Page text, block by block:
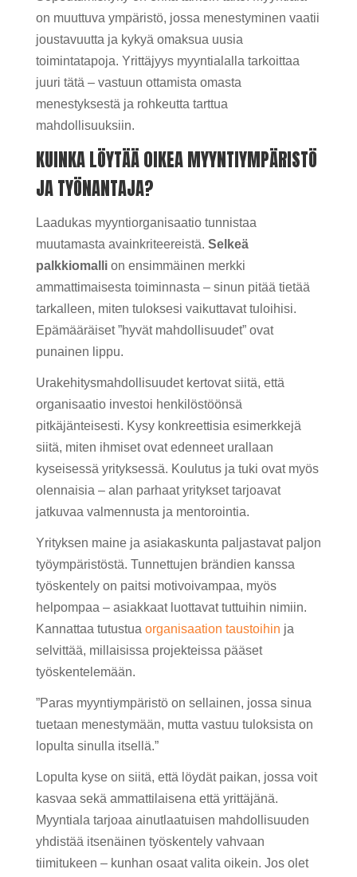
on muuttuva ympäristö, jossa menestyminen vaatii
joustavuutta ja kykyä omaksua uusia
toimintatapoja. Yrittäjyys myyntialalla tarkoittaa
juuri tätä – vastuun ottamista omasta
menestyksestä ja rohkeutta tarttua
mahdollisuuksiin.
KUINKA LÖYTÄÄ OIKEA MYYNTIYMPÄRISTÖ
JA TYÖNANTAJA?
Laadukas myyntiorganisaatio tunnistaa
muutamasta avainkriteereistä. Selkeä
palkkiomallion ensimmäinen merkki
ammattimaisesta toiminnasta – sinun pitää tietää
tarkalleen, miten tuloksesi vaikuttavat tuloihisi.
Epämääräiset ”hyvät mahdollisuudet” ovat
punainen lippu.
Urakehitysmahdollisuudet kertovat siitä, että
organisaatio investoi henkilöstöönsä
pitkäjänteisesti. Kysy konkreettisia esimerkkejä
siitä, miten ihmiset ovat edenneet urallaan
kyseisessä yrityksessä. Koulutus ja tuki ovat myös
olennaisia – alan parhaat yritykset tarjoavat
jatkuvaa valmennusta ja mentorointia.
Yrityksen maine ja asiakaskunta paljastavat paljon
työympäristöstä. Tunnettujen brändien kanssa
työskentely on paitsi motivoivampaa, myös
helpompaa – asiakkaat luottavat tuttuihin nimiin.
Kannattaa tutustua organisaation taustoihin ja
selvittää, millaisissa projekteissa pääset
työskentelemään.
”Paras myyntiympäristö on sellainen, jossa sinua
tuetaan menestymään, mutta vastuu tuloksista on
lopulta sinulla itsellä.”
Lopulta kyse on siitä, että löydät paikan, jossa voit
kasvaa sekä ammattilaisena että yrittäjänä.
Myyntiala tarjoaa ainutlaatuisen mahdollisuuden
yhdistää itsenäinen työskentely vahvaan
tiimitukeen – kunhan osaat valita oikein. Jos olet